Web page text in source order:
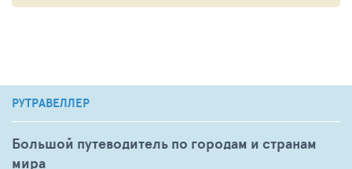
РУТРАВЕЛЛЕР
Большой путеводитель по городам и странам
мира